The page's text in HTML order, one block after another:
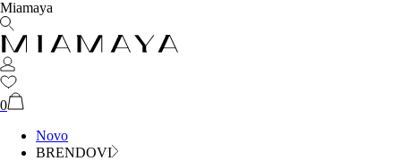
Miamaya
0
Novo
BRENDOVI